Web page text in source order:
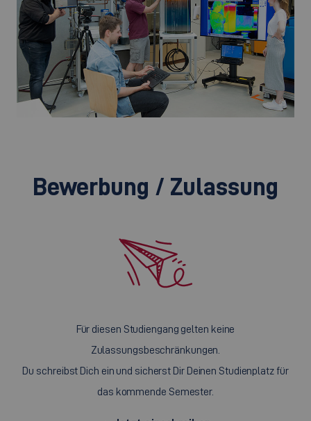
©
Bewerbung / Zulassung
Für diesen Studiengang gelten keine
Zulassungsbeschränkungen.
Du schreibst Dich ein und sicherst Dir Deinen Studienplatz für
das kommende Semester.